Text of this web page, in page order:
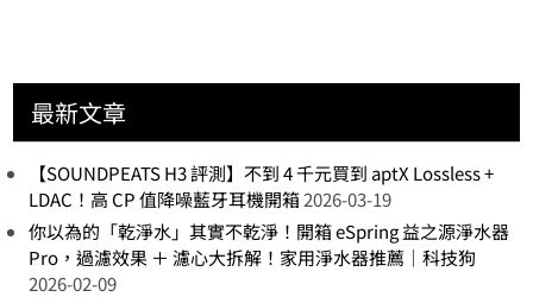
最新文章
【SOUNDPEATS H3 評測】不到 4 千元買到 aptX Lossless +
LDAC！高 CP 值降噪藍牙耳機開箱2026-03-19
你以為的「乾淨水」其實不乾淨！開箱 eSpring 益之源淨水器
Pro，過濾效果 ＋ 濾心大拆解！家用淨水器推薦｜科技狗
2026-02-09